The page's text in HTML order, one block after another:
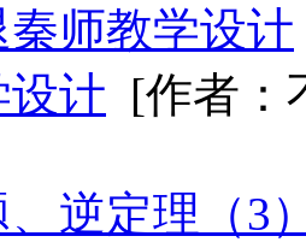
师教学设计
设计 [作者：
、逆定理（3